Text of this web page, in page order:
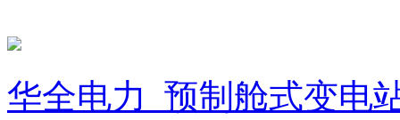
华全电力_预制舱式变电